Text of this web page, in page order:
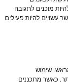
מוכנים לתגובה
עשויים להיות פעילים
שימוש
כאשר מתכננים